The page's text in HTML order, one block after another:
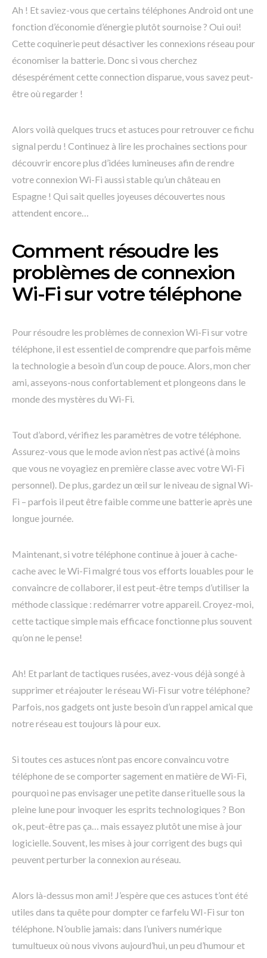
Ah ! Et saviez-vous que certains téléphones Android ont une
fonction d’économie d’énergie plutôt sournoise ? Oui oui!
Cette coquinerie peut désactiver les connexions réseau pour
économiser la batterie. Donc si vous cherchez
désespérément cette connection disparue, vous savez peut-
être où regarder !
Alors voilà quelques trucs et astuces pour retrouver ce fichu
signal perdu ! Continuez à lire les prochaines sections pour
découvrir encore plus d’idées lumineuses afin de rendre
votre connexion Wi-Fi aussi stable qu’un château en
Espagne ! Qui sait quelles joyeuses découvertes nous
attendent encore…
Comment résoudre les
problèmes de connexion
Wi-Fi sur votre téléphone
Pour résoudre les problèmes de connexion Wi-Fi sur votre
téléphone, il est essentiel de comprendre que parfois même
la technologie a besoin d’un coup de pouce. Alors, mon cher
ami, asseyons-nous confortablement et plongeons dans le
monde des mystères du Wi-Fi.
Tout d’abord, vérifiez les paramètres de votre téléphone.
Assurez-vous que le mode avion n’est pas activé (à moins
que vous ne voyagiez en première classe avec votre Wi-Fi
personnel). De plus, gardez un œil sur le niveau de signal Wi-
Fi – parfois il peut être faible comme une batterie après une
longue journée.
Maintenant, si votre téléphone continue à jouer à cache-
cache avec le Wi-Fi malgré tous vos efforts louables pour le
convaincre de collaborer, il est peut-être temps d’utiliser la
méthode classique : redémarrer votre appareil. Croyez-moi,
cette tactique simple mais efficace fonctionne plus souvent
qu’on ne le pense!
Ah! Et parlant de tactiques rusées, avez-vous déjà songé à
supprimer et réajouter le réseau Wi-Fi sur votre téléphone?
Parfois, nos gadgets ont juste besoin d’un rappel amical que
notre réseau est toujours là pour eux.
Si toutes ces astuces n’ont pas encore convaincu votre
téléphone de se comporter sagement en matière de Wi-Fi,
pourquoi ne pas envisager une petite danse rituelle sous la
pleine lune pour invoquer les esprits technologiques ? Bon
ok, peut-être pas ça… mais essayez plutôt une mise à jour
logicielle. Souvent, les mises à jour corrigent des bugs qui
peuvent perturber la connexion au réseau.
Alors là-dessus mon ami! J’espère que ces astuces t’ont été
utiles dans ta quête pour dompter ce farfelu WI-Fi sur ton
téléphone. N’oublie jamais: dans l’univers numérique
tumultueux où nous vivons aujourd’hui, un peu d’humour et